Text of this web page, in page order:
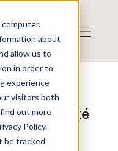
about
allow us to
in order to
experience
visitors both
out more
Policy.
be tracked